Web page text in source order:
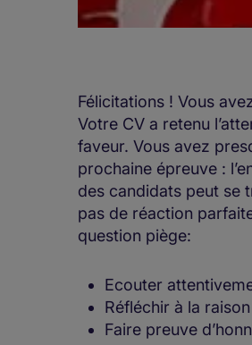
Félicitations ! Vous
Votre CV a retenu
faveur. Vous avez
prochaine épreuve :
des candidats peut se
pas de réaction
question piège:
Ecouter
Réfléchir à la
Faire preuve